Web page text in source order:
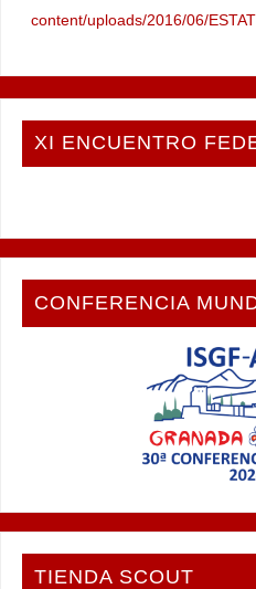
content/uploads/2016/06/
XI ENCUENTRO
CONFERENCIA
TIENDA SCOUT